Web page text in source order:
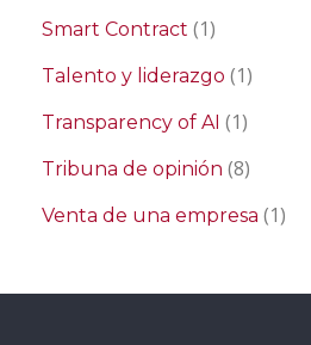
Smart Contract (1)
Talento y liderazgo (1)
Transparency of AI (1)
Tribuna de opinión (8)
Venta de una empresa (1)